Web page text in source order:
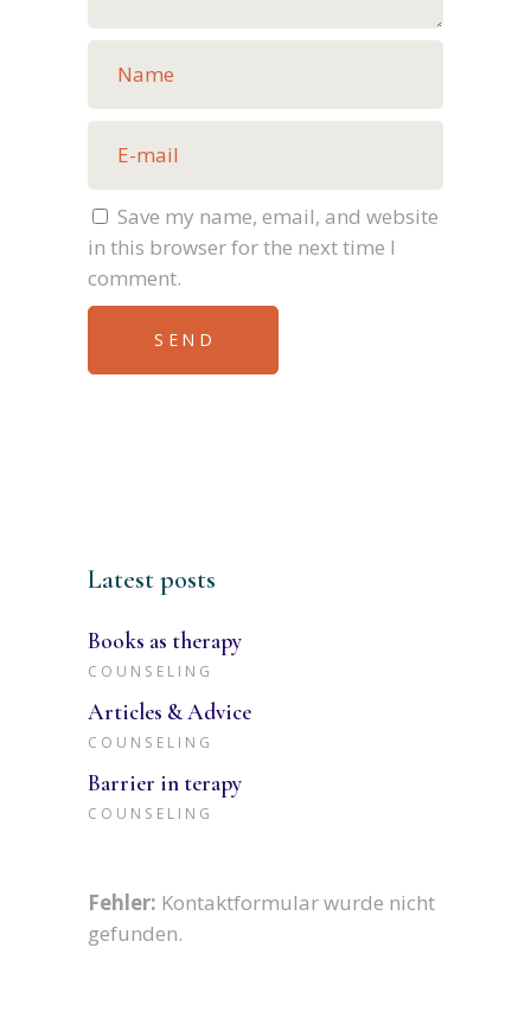
Save my name, email, and website
in this browser for the next time I
comment.
SEND
Latest posts
Books as therapy
COUNSELING
Articles & Advice
COUNSELING
Barrier in terapy
COUNSELING
Fehler: Kontaktformular wurde nicht
gefunden.